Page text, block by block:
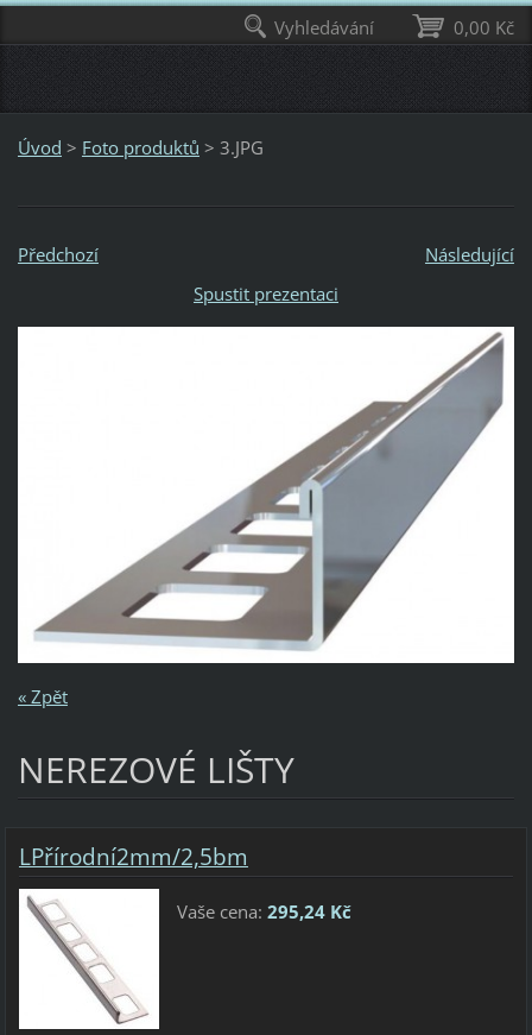
Úvod > Foto produktů > 3.JPG
Předchozí
Následující
Spustit prezentaci
« Zpět
NEREZOVÉ LIŠTY
LPřírodní2mm/2,5bm
Vaše cena: 295,24 Kč
0,00 Kč
Vyhledávání